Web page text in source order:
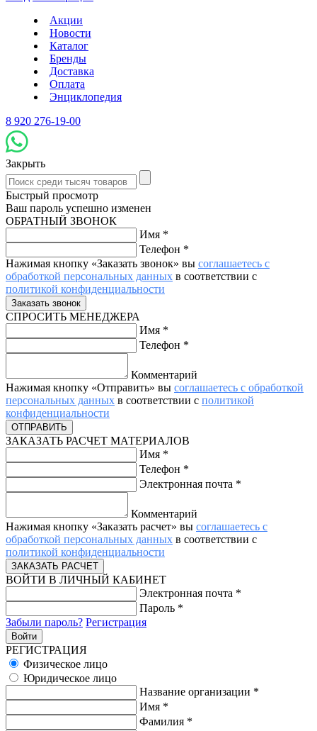
Акции
Новости
Каталог
Бренды
Доставка
Оплата
Энциклопедия
8 920 276-19-00
Закрыть
Быстрый просмотр
Ваш пароль успешно изменен
ОБРАТНЫЙ ЗВОНОК
Имя *
Телефон *
Нажимая кнопку «Заказать звонок» вы соглашаетесь с
обработкой персональных данных в соответствии с
политикой конфиденциальности
СПРОСИТЬ МЕНЕДЖЕРА
Имя *
Телефон *
Комментарий
Нажимая кнопку «Отправить» вы соглашаетесь с обработкой
персональных данных в соответствии с политикой
конфиденциальности
ЗАКАЗАТЬ РАСЧЕТ МАТЕРИАЛОВ
Имя *
Телефон *
Электронная почта *
Комментарий
Нажимая кнопку «Заказать расчет» вы соглашаетесь с
обработкой персональных данных в соответствии с
политикой конфиденциальности
ВОЙТИ В ЛИЧНЫЙ КАБИНЕТ
Электронная почта *
Пароль *
Забыли пароль? Регистрация
РЕГИСТРАЦИЯ
Физическое лицо
Юридическое лицо
Название организации *
Имя *
Фамилия *